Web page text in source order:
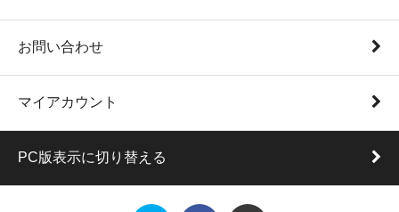
お問い合わせ
マイアカウント
PC版表示に切り替える